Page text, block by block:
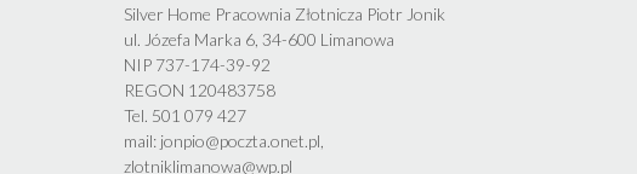
Silver Home Pracownia Złotnicza Piotr Jonik
ul. Józefa Marka 6, 34-600 Limanowa
NIP 737-174-39-92
REGON 120483758
Tel. 501 079 427
mail: jonpio@poczta.onet.pl,
zlotniklimanowa@wp.pl